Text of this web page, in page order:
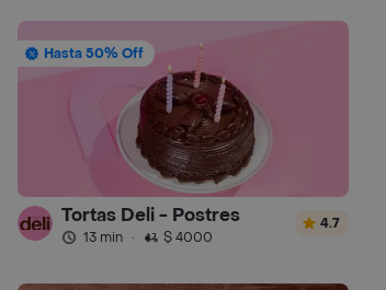
Hasta 50% Off
Tortas Deli - Postres
13 min · $ 4000
4.7